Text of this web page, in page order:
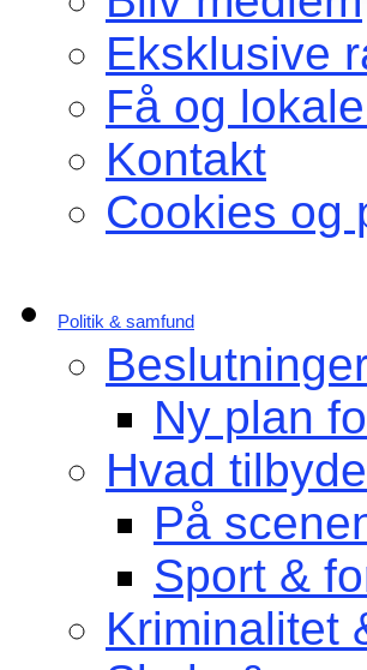
Eksklusive
Få og
Kontakt
Cookies og
Politik & samfund
Ny plan
Hvad
På
Sport &
Kriminalitet